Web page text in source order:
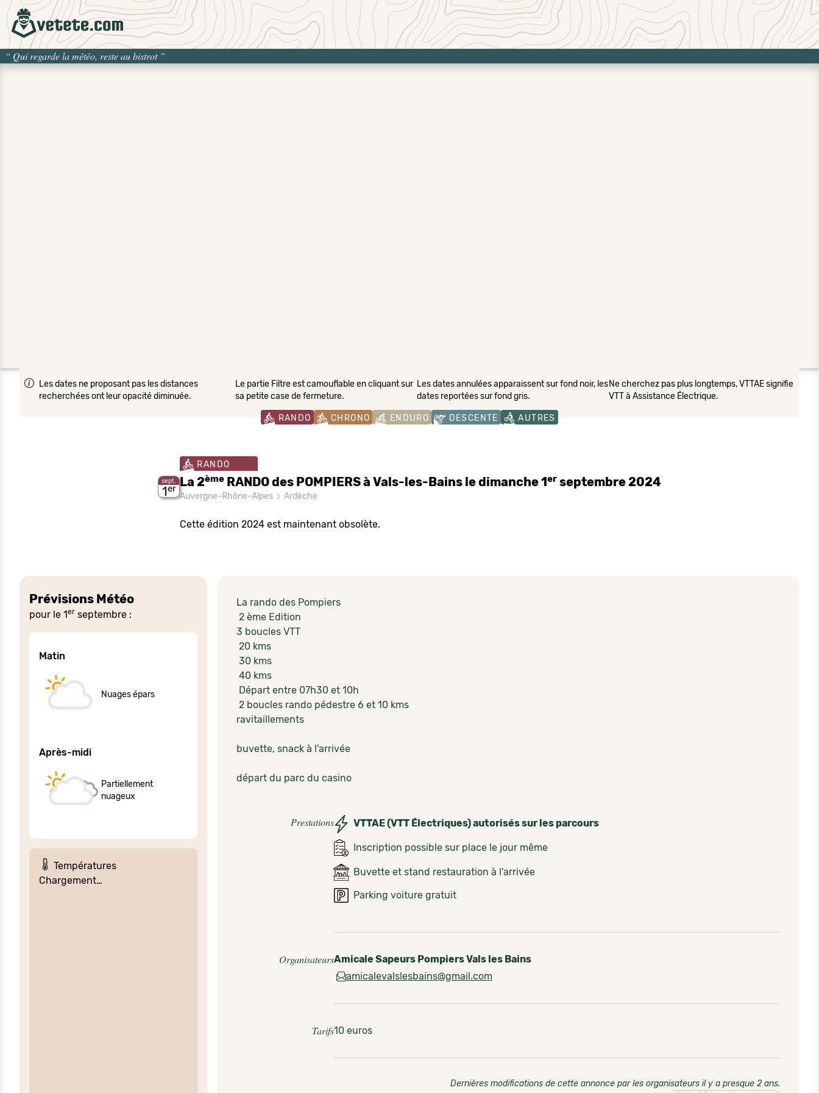
“ Qui regarde la météo, reste au bistrot”
Les dates ne proposant pas les distances
recherchées ont leur opacité diminuée.
Le partie Filtre est camouflable en cliquant sur
sa petite case de fermeture.
Les dates annulées apparaissent sur fond noir, les
dates reportées sur fond gris.
Ne cherchez pas plus longtemps, VTTAE signifie
VTT à Assistance Électrique.
RANDO CHRONO ENDURO DESCENTE AUTRES
sept.
1er
RANDO
La 2ème RANDO des POMPIERS à Vals-les-Bains le dimanche 1er septembre 2024
Auvergne-Rhône-Alpes Ardèche
Cette édition 2024 est maintenant obsolète.
Prévisions Météo
pour le 1er septembre :
Matin
Nuages épars
Après-midi
Partiellement
nuageux
Températures
Chargement…
La rando des Pompiers
2 ème Edition
3 boucles VTT
20 kms
30 kms
40 kms
Départ entre 07h30 et 10h
2 boucles rando pédestre 6 et 10 kms
ravitaillements
buvette, snack à l'arrivée
départ du parc du casino
Prestations VTTAE (VTT Électriques) autorisés sur les parcours
Inscription possible sur place le jour même
Buvette et stand restauration à l'arrivée
Parking voiture gratuit
OrganisateursAmicale Sapeurs Pompiers Vals les Bains
amicalevalslesbains@gmail.com
Tarifs10 euros
Dernières modifications de cette annonce par les organisateurs il y a presque 2 ans.